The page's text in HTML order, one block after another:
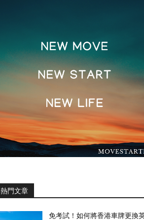
熱門文章
免考試！如何將香港車牌更換